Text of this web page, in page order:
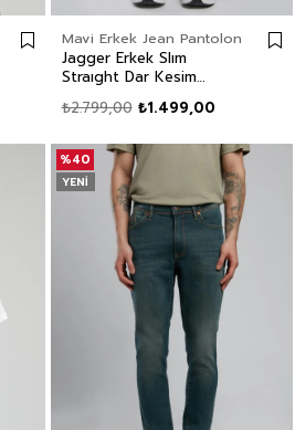
Mavi Erkek Jean Pantolon
Jagger Erkek Slım
Straıght Dar Kesim
Jean Pantolon Gri
₺1.499,00
₺2.799,00
%40
YENI